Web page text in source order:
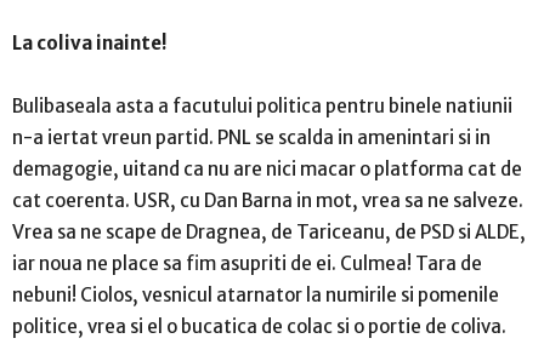
La coliva inainte!
Bulibaseala asta a facutului politica pentru binele natiunii
n-a iertat vreun partid. PNL se scalda in amenintari si in
demagogie, uitand ca nu are nici macar o platforma cat de
cat coerenta. USR, cu Dan Barna in mot, vrea sa ne salveze.
Vrea sa ne scape de Dragnea, de Tariceanu, de PSD si ALDE,
iar noua ne place sa fim asupriti de ei. Culmea! Tara de
nebuni! Ciolos, vesnicul atarnator la numirile si pomenile
politice, vrea si el o bucatica de colac si o portie de coliva.